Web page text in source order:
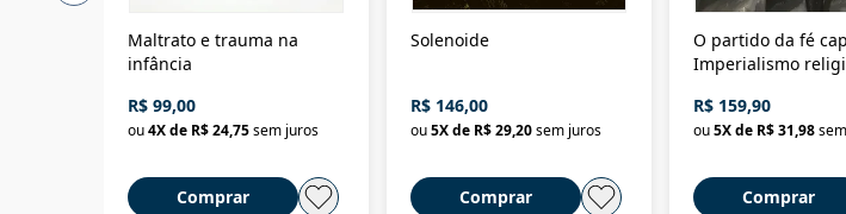
Maltrato e trauma na
infância
R$ 99,00
ou4X de R$ 24,75sem juros
Comprar
Solenoide
R$ 146,00
ou5X de R$ 29,20sem juros
Comprar
O partido da fé
Imperialismo
Brasil
R$ 159,90
ou5X de R$ 31,98
Comprar